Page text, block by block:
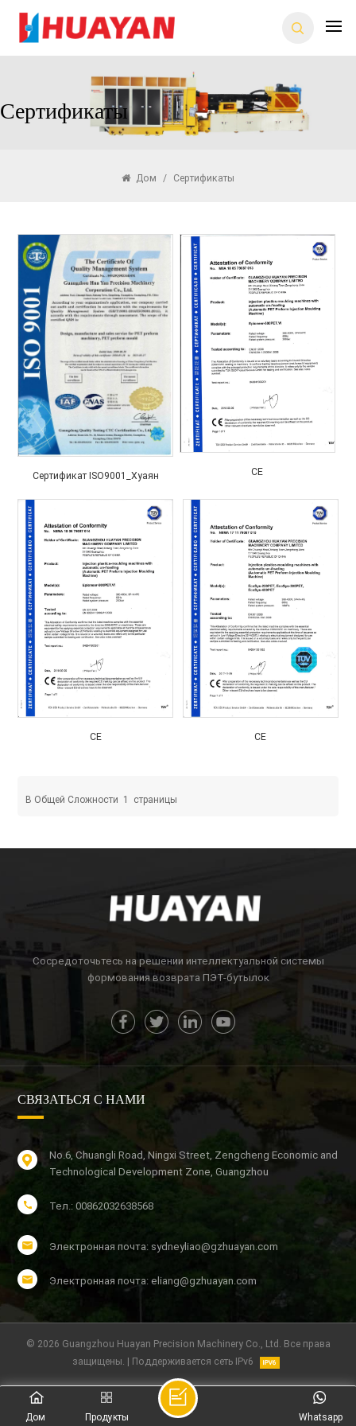
Сертификаты
Дом / Сертификаты
Сертификат ISO9001_Хуаян CE
CE CE
В Общей Сложности 1 Страницы
Сосредоточьтесь на решении интеллектуальной системы
формования возврата ПЭТ-бутылок
СВЯЗАТЬСЯ С НАМИ
No.6, Chuangli Road, Ningxi Street, Zengcheng Economic and
Technological Development Zone, Guangzhou
Тел.: 00862032638568
Электронная почта: sydneyliao@gzhuayan.com
Электронная почта: eliang@gzhuayan.com
© 2026 Guangzhou Huayan Precision Machinery Co., Ltd. Все права
защищены. | Поддерживается сеть IPv6
Дом Продукты Whatsapp